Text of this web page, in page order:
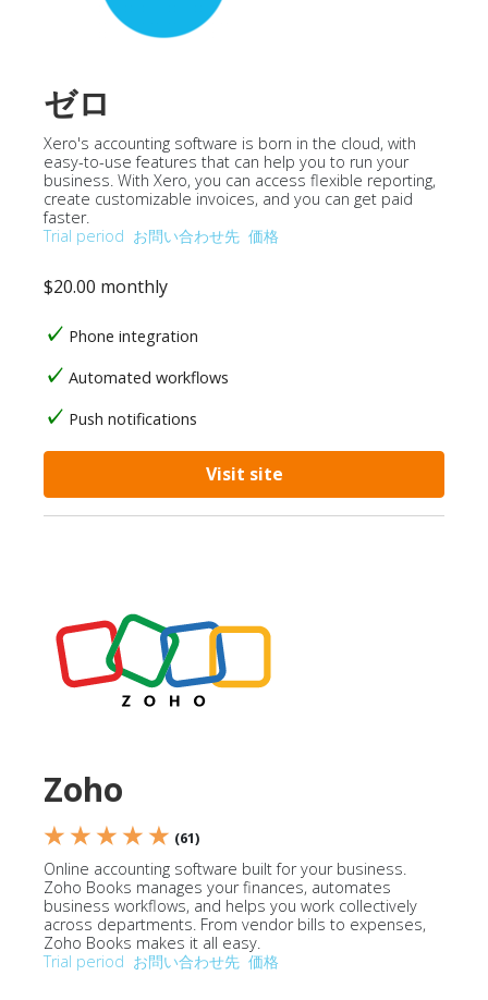
ゼロ
Xero's accounting software is born in the cloud, with
easy-to-use features that can help you to run your
business. With Xero, you can access flexible reporting,
create customizable invoices, and you can get paid
faster.
Trial period お問い合わせ先 価格
$20.00 monthly
Phone integration
Automated workflows
Push notifications
Visit site
Zoho
★ ★ ★ ★ ★ (61)
Online accounting software built for your business.
Zoho Books manages your finances, automates
business workflows, and helps you work collectively
across departments. From vendor bills to expenses,
Zoho Books makes it all easy.
Trial period お問い合わせ先 価格